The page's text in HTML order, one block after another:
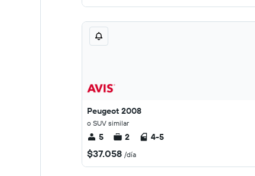
Peugeot 2008
o SUV similar
5 2 4-5
$37.058 /día